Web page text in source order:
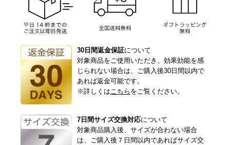
30日間返金保証について
対象商品をご使用いただき、効果効能を感
じられない場合は、ご購入後30日間以内で
あれば返金可能です。
※詳しくは こちら をご覧ください。
7日間サイズ交換対応について
対象商品購入後、サイズが合わない場合
は、ご購入後７日間以内であればサイズ交